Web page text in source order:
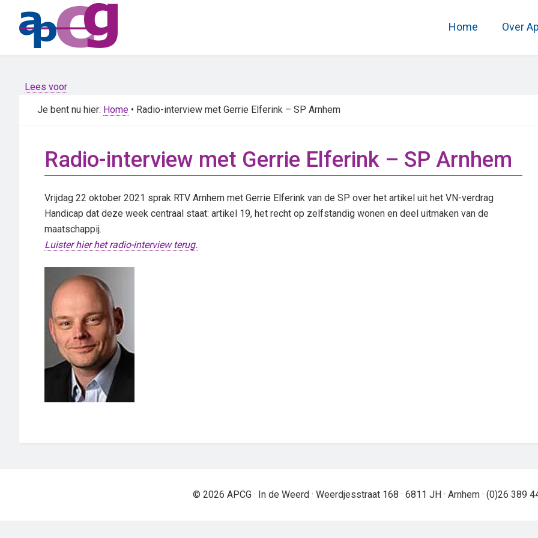
to
main
to
primary
Home Over
Lees voor
Je bent nu hier: Home • Radio-interview met Gerrie Elferink – SP Arnhem
Radio-interview met Gerrie Elferink – SP Arnhem
Vrijdag 22 oktober 2021 sprak RTV Arnhem met Gerrie Elferink van de SP over het artikel uit het VN-verdrag
Handicap dat deze week centraal staat: artikel 19, het recht op zelfstandig wonen en deel uitmaken van de
maatschappij.
Luister hier het radio-interview terug.
© 2026 APCG · In de Weerd · Weerdjesstraat 168 · 6811 JH · Arnhem · (0)26 389